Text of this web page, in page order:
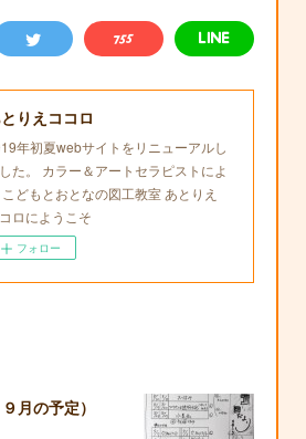
りえココロ
年初夏webサイトをリニューアルし
た。 カラー＆アートセラピストによ
こどもとおとなの図工教室 あとりえ
ロにようこそ
フォロー
月の予定）